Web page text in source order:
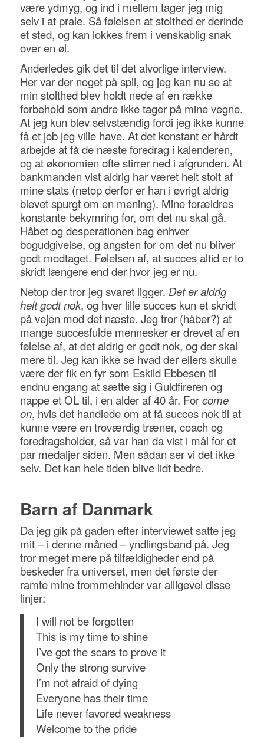
være ydmyg, og ind i mellem tager jeg mig
selv i at prale. Så følelsen at stolthed er derinde
et sted, og kan lokkes frem i venskablig snak
over en øl.
Anderledes gik det til det alvorlige interview.
Her var der noget på spil, og jeg kan nu se at
min stolthed blev holdt nede af en række
forbehold som andre ikke tager på mine vegne.
At jeg kun blev selvstændig fordi jeg ikke kunne
få et job jeg ville have. At det konstant er hårdt
arbejde at få de næste foredrag i kalenderen,
og at økonomien ofte stirrer ned i afgrunden. At
bankmanden vist aldrig har været helt stolt af
mine stats (netop derfor er han i øvrigt aldrig
blevet spurgt om en mening). Mine forældres
konstante bekymring for, om det nu skal gå.
Håbet og desperationen bag enhver
bogudgivelse, og angsten for om det nu bliver
godt modtaget. Følelsen af, at succes altid er to
skridt længere end der hvor jeg er nu.
Netop der tror jeg svaret ligger. Det er aldrig
helt godt nok, og hver lille succes kun et skridt
på vejen mod det næste. Jeg tror (håber?) at
mange succesfulde mennesker er drevet af en
følelse af, at det aldrig er godt nok, og der skal
mere til. Jeg kan ikke se hvad der ellers skulle
være der fik en fyr som Eskild Ebbesen til
endnu engang at sætte sig i Guldfireren og
nappe et OL til, i en alder af 40 år. Forcome
on, hvis det handlede om at få succes nok til at
kunne være en troværdig træner, coach og
foredragsholder, så var han da vist i mål for et
par medaljer siden. Men sådan ser vi det ikke
selv. Det kan hele tiden blive lidt bedre.
Barn af Danmark
Da jeg gik på gaden efter interviewet satte jeg
mit – i denne måned – yndlingsband på. Jeg
tror meget mere på tilfældigheder end på
beskeder fra universet, men det første der
ramte mine trommehinder var alligevel disse
linjer:
I will not be forgotten
This is my time to shine
I’ve got the scars to prove it
Only the strong survive
I’m not afraid of dying
Everyone has their time
Life never favored weakness
Welcome to the pride